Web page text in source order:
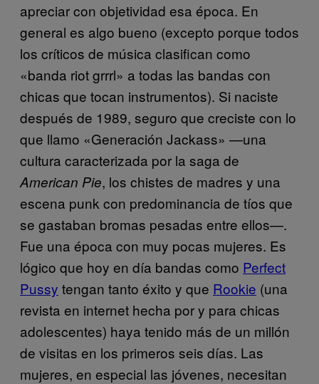
apreciar con objetividad esa época. En
general es algo bueno (excepto porque todos
los críticos de música clasifican como
«banda riot grrrl» a todas las bandas con
chicas que tocan instrumentos). Si naciste
después de 1989, seguro que creciste con lo
que llamo «Generación Jackass» —una
cultura caracterizada por la saga de
American Pie, los chistes de madres y una
escena punk con predominancia de tíos que
se gastaban bromas pesadas entre ellos—.
Fue una época con muy pocas mujeres. Es
lógico que hoy en día bandas como Perfect
Pussy tengan tanto éxito y que Rookie (una
revista en internet hecha por y para chicas
adolescentes) haya tenido más de un millón
de visitas en los primeros seis días. Las
mujeres, en especial las jóvenes, necesitan